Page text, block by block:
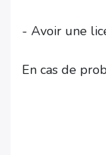
- Avoir une
En cas de